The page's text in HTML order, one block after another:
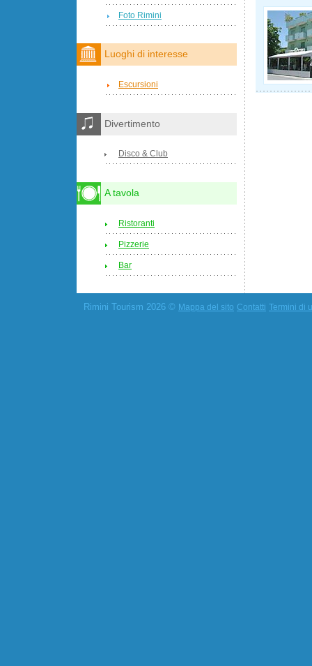
Foto Rimini
Luoghi di interesse
Escursioni
Divertimento
Disco & Club
A tavola
Ristoranti
Pizzerie
Bar
Rimini Tourism 2026 © Mappa del sito Contatti Termini di